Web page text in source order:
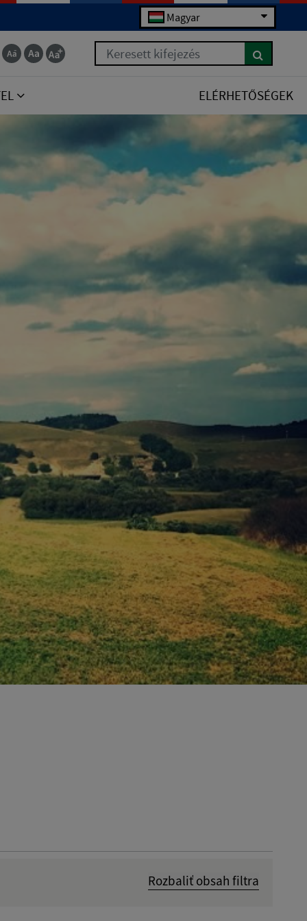
Magyar
Keresett kifejezés
ELÉRHETŐSÉGEK
Rozbaliť obsah filtra